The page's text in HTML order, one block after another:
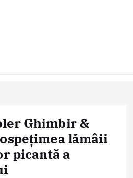
Ghimbir &
lămâii
picantă a